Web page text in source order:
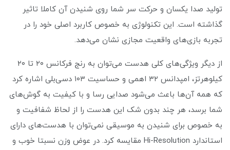
تولید صدا یکسان و حرکت سر شما روی شنیدن آن کاملا تاثیر
گذاشته است. این تکنولوژی به خصوص کاربرد اصلی خود را در
تجربه بازی‌های واقعیت مجازی نشان می‌دهد.
از دیگر ویژگی‌های کلی هدست می‌توان به رنج فرکانس ۲۰ تا ۲۰
کیلوهرتز، امپدانس ۳۲ اهمی و حساسیت ۱۰۳ دسی‌بلی اشاره کرد
که همه آن‌ها باعث می‌شود صدایی رسا و با کیفیت به گوش‌های
شما برسد، هر چند بدون شک این هدست را از لحاظ شفافیت و
به خصوص برای شنیدن به موسیقی نمی‌توان با هدست‌های دارای
استاندارد Hi-Resolution مقایسه کرد. در عوض وزن نسبتا خوب و